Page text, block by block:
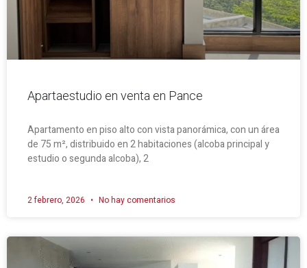
Apartaestudio en venta en Pance
Apartamento en piso alto con vista panorámica, con un área
de 75 m², distribuido en 2 habitaciones (alcoba principal y
estudio o segunda alcoba), 2
2 febrero, 2026 No hay comentarios